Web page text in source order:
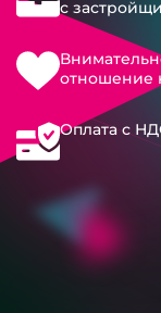
с
отношение
Оплата с